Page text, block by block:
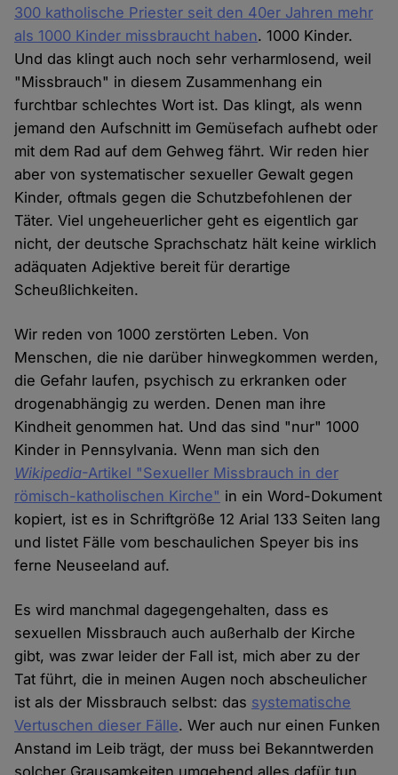
300 katholische Priester seit den 40er Jahren mehr
als 1000 Kinder missbraucht haben. 1000 Kinder.
Und das klingt auch noch sehr verharmlosend, weil
"Missbrauch" in diesem Zusammenhang ein
furchtbar schlechtes Wort ist. Das klingt, als wenn
jemand den Aufschnitt im Gemüsefach aufhebt oder
mit dem Rad auf dem Gehweg fährt. Wir reden hier
aber von systematischer sexueller Gewalt gegen
Kinder, oftmals gegen die Schutzbefohlenen der
Täter. Viel ungeheuerlicher geht es eigentlich gar
nicht, der deutsche Sprachschatz hält keine wirklich
adäquaten Adjektive bereit für derartige
Scheußlichkeiten.
Wir reden von 1000 zerstörten Leben. Von
Menschen, die nie darüber hinwegkommen werden,
die Gefahr laufen, psychisch zu erkranken oder
drogenabhängig zu werden. Denen man ihre
Kindheit genommen hat. Und das sind "nur" 1000
Kinder in Pennsylvania. Wenn man sich den
Wikipedia-Artikel "Sexueller Missbrauch in der
römisch-katholischen Kirche" in ein Word-Dokument
kopiert, ist es in Schriftgröße 12 Arial 133 Seiten lang
und listet Fälle vom beschaulichen Speyer bis ins
ferne Neuseeland auf.
Es wird manchmal dagegengehalten, dass es
sexuellen Missbrauch auch außerhalb der Kirche
gibt, was zwar leider der Fall ist, mich aber zu der
Tat führt, die in meinen Augen noch abscheulicher
ist als der Missbrauch selbst: das systematische
Vertuschen dieser Fälle. Wer auch nur einen Funken
Anstand im Leib trägt, der muss bei Bekanntwerden